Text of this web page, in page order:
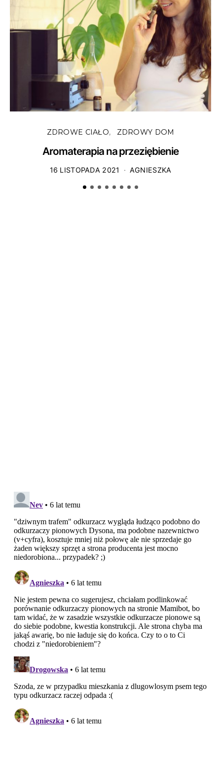
ZDROWE CIAŁO ZDROWY DOM
Aromaterapia na przeziębienie
16 LISTOPADA 2021 AGNIESZKA